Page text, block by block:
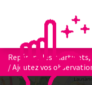
Repérons les
/Ajoutez vos